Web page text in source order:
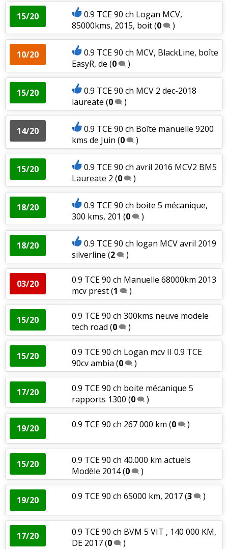
15/20
0.9 TCE 90 ch Logan MCV,
85000kms, 2015, boit(0 )
10/20
0.9 TCE 90 ch MCV, BlackLine, boîte
EasyR, de (0 )
15/20
0.9 TCE 90 ch MCV 2 dec-2018
laureate (0 )
14/20
0.9 TCE 90 ch Boîte manuelle 9200
kms de Juin (0 )
15/20
0.9 TCE 90 ch avril 2016 MCV2 BM5
Laureate 2 (0 )
18/20
0.9 TCE 90 ch boite 5 mécanique,
300 kms, 201 (0 )
18/20
0.9 TCE 90 ch logan MCV avril 2019
silverline (2 )
03/20
0.9 TCE 90 ch Manuelle 68000km 2013
mcv prest(1 )
15/20
0.9 TCE 90 ch 300kms neuve modele
tech road (0 )
15/20
0.9 TCE 90 ch Logan mcv II 0.9 TCE
90cv ambia (0 )
17/20
0.9 TCE 90 ch boite mécanique 5
rapports 1300 (0 )
19/20 0.9 TCE 90 ch 267 000 km (0 )
15/20
0.9 TCE 90 ch 40.000 km actuels
Modèle 2014(0 )
19/20 0.9 TCE 90 ch 65000 km, 2017(3 )
17/20
0.9 TCE 90 ch BVM 5 VIT , 140 000 KM,
DE 2017(0 )